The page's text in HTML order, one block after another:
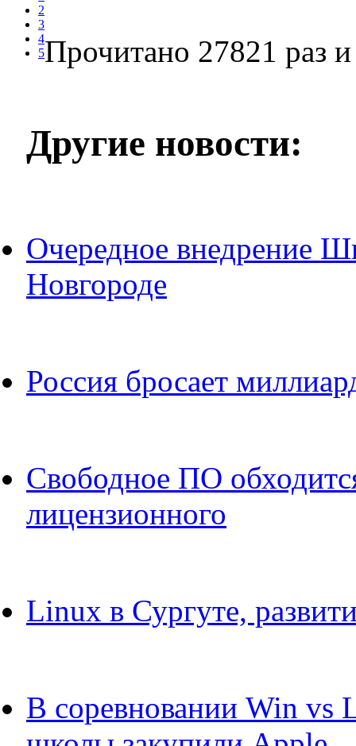
2
3
4
5Прочитано 27821 раз
Другие новости:
Очередное внедрение
Новгороде
Россия бросает
Свободное ПО
лицензионного
Linux в Сургуте,
В соревновании Win vs